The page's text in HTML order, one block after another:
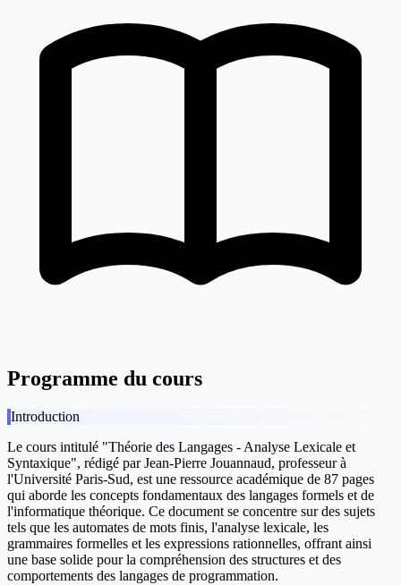
Programme du cours
Introduction
Le cours intitulé "Théorie des Langages - Analyse Lexicale et
Syntaxique", rédigé par Jean-Pierre Jouannaud, professeur à
l'Université Paris-Sud, est une ressource académique de 87 pages
qui aborde les concepts fondamentaux des langages formels et de
l'informatique théorique. Ce document se concentre sur des sujets
tels que les automates de mots finis, l'analyse lexicale, les
grammaires formelles et les expressions rationnelles, offrant ainsi
une base solide pour la compréhension des structures et des
comportements des langages de programmation.